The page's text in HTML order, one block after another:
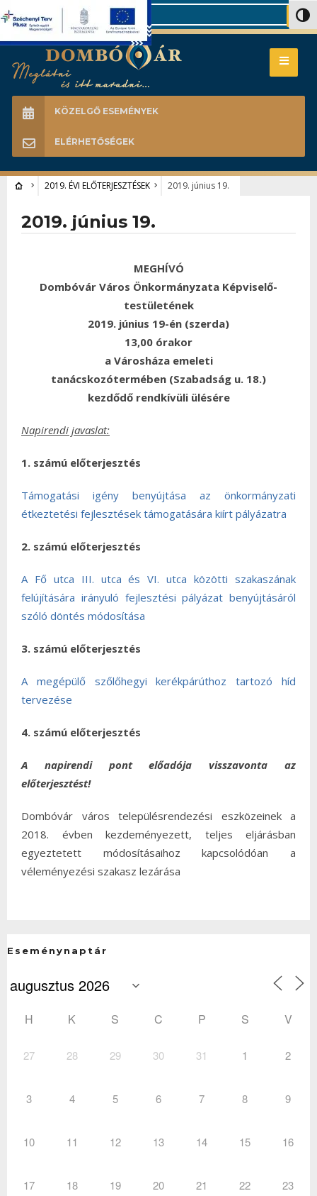
Search
KÖZELGŐ ESEMÉNYEK
ELÉRHETŐSÉGEK
2019. ÉVI ELŐTERJESZTÉSEK 2019. június 19.
2019. június 19.
MEGHÍVÓ
Dombóvár Város Önkormányzata Képviselő-
testületének
2019. június 19-én (szerda)
13,00 órakor
a Városháza emeleti
tanácskozótermében (Szabadság u. 18.)
kezdődő rendkívüli ülésére
Napirendi javaslat:
1. számú előterjesztés
Támogatási igény benyújtása az önkormányzati
étkeztetési fejlesztések támogatására kiírt pályázatra
2. számú előterjesztés
A Fő utca III. utca és VI. utca közötti szakaszának
felújítására irányuló fejlesztési pályázat benyújtásáról
szóló döntés módosítása
3. számú előterjesztés
A megépülő szőlőhegyi kerékpárúthoz tartozó híd
tervezése
4. számú előterjesztés
A napirendi pont előadója visszavonta az
előterjesztést!
Dombóvár város településrendezési eszközeinek a
2018. évben kezdeményezett, teljes eljárásban
egyeztetett módosításaihoz kapcsolódóan a
véleményezési szakasz lezárása
Eseménynaptár
H K S C P S V
27 28 29 30 31 1 2
3 4 5 6 7 8 9
10 11 12 13 14 15 16
17 18 19 20 21 22 23